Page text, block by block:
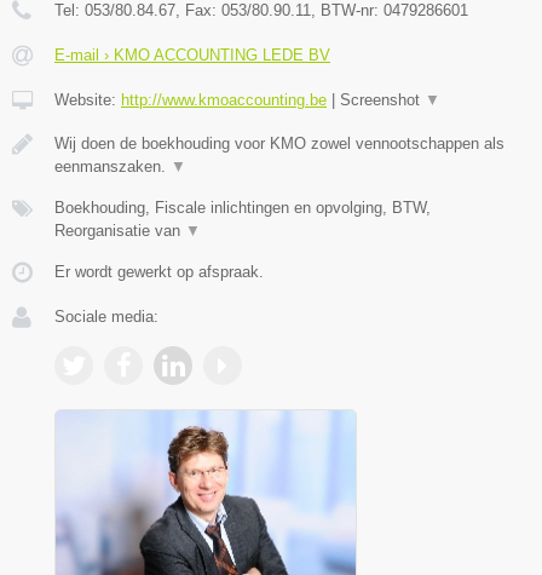
Tel: 053/80.84.67, Fax: 053/80.90.11, BTW-nr: 0479286601
E-mail › KMO ACCOUNTING LEDE BV
Website: http://www.kmoaccounting.be Screenshot ▼
Wij doen de boekhouding voor KMO zowel vennootschappen als
eenmanszaken. ▼
Boekhouding, Fiscale inlichtingen en opvolging, BTW,
Reorganisatie van ▼
Er wordt gewerkt op afspraak.
Sociale media: